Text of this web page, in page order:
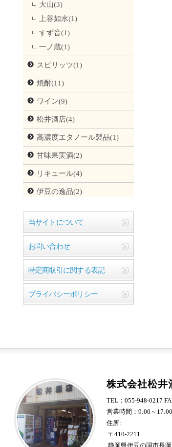
大山(3)
上善如水(1)
すず音(1)
一ノ蔵(1)
スピリッツ(1)
焼酎(11)
ワイン(9)
松井酒店(4)
高濃度エタノール製品(1)
甘味果実酒(2)
リキュール(4)
伊豆の逸品(2)
当サイトについて
お問い合わせ
特定商取引に関する表記
プライバシーポリシー
株式会社松井
TEL：055-948-0217
営業時間：9:00～
住所:
〒410-2211
静岡県伊豆の国市長